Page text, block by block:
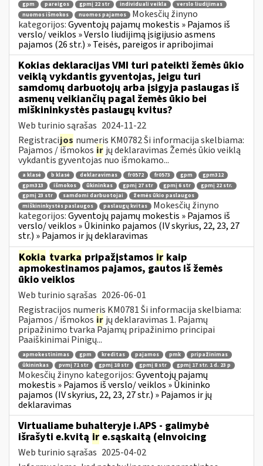
gpm pareigos gpmį 22 str individuali veikla
verslo liudijimas
nuomos išmokos
nuomos pajamos
Mokesčių žinyno
kategorijos:Gyventojų pajamų mokestis » Pajamos iš
verslo/ veiklos » Verslo liudijimą įsigijusio asmens
pajamos (26 str.) » Teisės, pareigos ir apribojimai
Kokias deklaracijas VMI turi pateikti žemės ūkio
veiklą vykdantis gyventojas, jeigu turi
samdomų darbuotojų arba įsigyja paslaugas iš
asmenų veikiančių pagal žemės ūkio bei
miškininkystės paslaugų kvitus?
Web turinio sąrašas 2024-11-22
Registracijos numeris KM0782 Ši informacija skelbiama:
Pajamos / išmokos ir jų deklaravimas Žemės ūkio veiklą
vykdantis gyventojas nuo išmokamo...
a klasė b klasė deklaravimas fr0572 fr0573 gpm
gpm312
gpm313
išmokos ūkininkas gpmį 27 str gpmį 6 str
gpmį 22 str.
gpmį 23 str
samdomi darbuotojai
žemės ūkio paslaugos
miškininkystės paslaugos
paslaugų kvitas
Mokesčių žinyno
kategorijos:Gyventojų pajamų mokestis » Pajamos iš
verslo/ veiklos » Ūkininko pajamos (IV skyrius, 22, 23, 27
str.) » Pajamos ir jų deklaravimas
Kokia tvarka pripažįstamos ir kaip
apmokestinamos pajamos, gautos iš žemės
ūkio veiklos
Web turinio sąrašas 2026-06-01
Registracijos numeris KM0781 Ši informacija skelbiama:
Pajamos / išmokos ir jų deklaravimas 1. Pajamų
pripažinimo tvarka Pajamų pripažinimo principai
Paaiškinimai Pinigų...
apmokestinimas gpm kreditas pajamos pmk
pripažinimas
ūkininkas
pvmį 71 str gpmį 18 str gpmį 8 str gpmį 17 str. 1 d. 23 p
Mokesčių žinyno kategorijos:Gyventojų pajamų
mokestis » Pajamos iš verslo/ veiklos » Ūkininko
pajamos (IV skyrius, 22, 23, 27 str.) » Pajamos ir jų
deklaravimas
Virtualiame buhalteryje i.APS - galimybė
išrašyti e.kvitą ir e.sąskaitą (eInvoicing
Web turinio sąrašas 2025-04-02